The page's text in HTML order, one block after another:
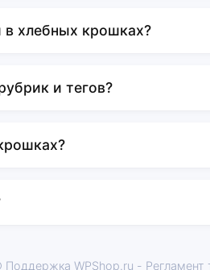
в хлебных крошках?
и тегов?
WPShop.ru - Регламент